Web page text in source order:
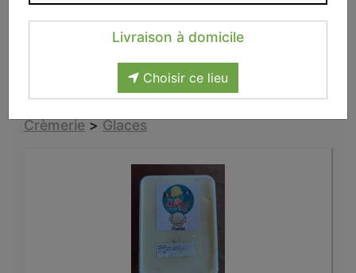
Livraison à domicile
Choisir ce lieu
Crèmerie>Glaces